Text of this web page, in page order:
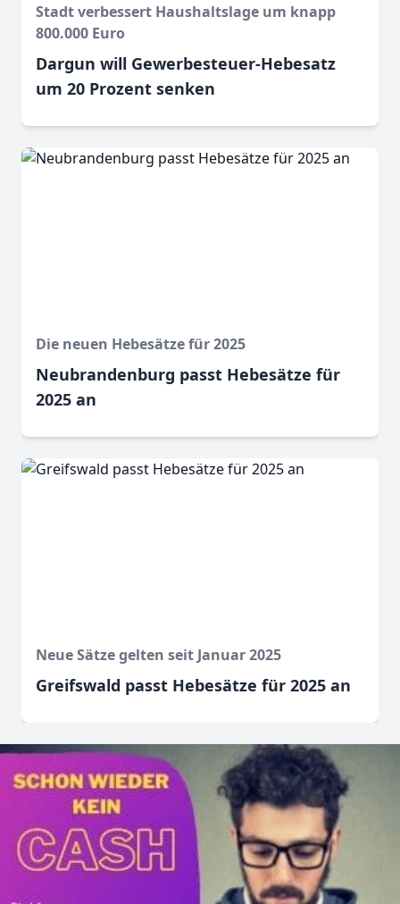
Stadt verbessert Haushaltslage um knapp
800.000 Euro
Dargun will Gewerbesteuer-Hebesatz
um 20 Prozent senken
Die neuen Hebesätze für 2025
Neubrandenburg passt Hebesätze für
2025 an
Neue Sätze gelten seit Januar 2025
Greifswald passt Hebesätze für 2025 an